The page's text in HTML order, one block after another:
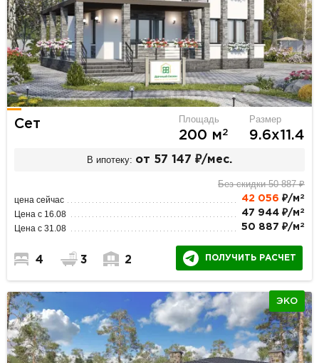
Сет Площадь
200 м2
Размер
9.6х11.4
В ипотеку: от 57 147 ₽/мес.
Без скидки 50 887 ₽
цена сейчас 42 056 ₽/м 2
Цена с 16.08 47 944 ₽/м 2
Цена с 31.08 50 887 ₽/м 2
4 3 2 ПОЛУЧИТЬ РАСЧЕТ
ЭКО